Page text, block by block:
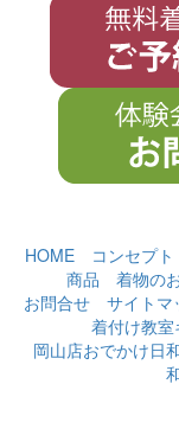
HOME コンセプト
商品
着物の
お問合せ
サイトマ
着付け教
岡山店おでかけ日